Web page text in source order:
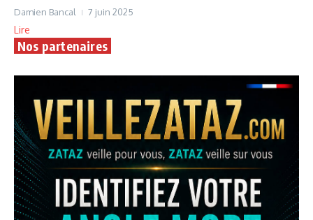
Damien Bancal 7 juin 2025
Lire
Nos partenaires